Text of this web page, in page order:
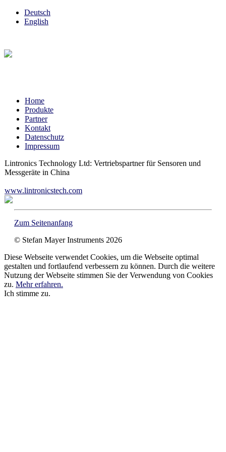
Deutsch
English
Home
Produkte
Partner
Kontakt
Datenschutz
Impressum
Lintronics Technology Ltd: Vertriebspartner für Sensoren und
Messgeräte in China
www.lintronicstech.com
Zum Seitenanfang
© Stefan Mayer Instruments 2026
Diese Webseite verwendet Cookies, um die Webseite optimal
gestalten und fortlaufend verbessern zu können. Durch die weitere
Nutzung der Webseite stimmen Sie der Verwendung von Cookies
zu. Mehr erfahren.
Ich stimme zu.